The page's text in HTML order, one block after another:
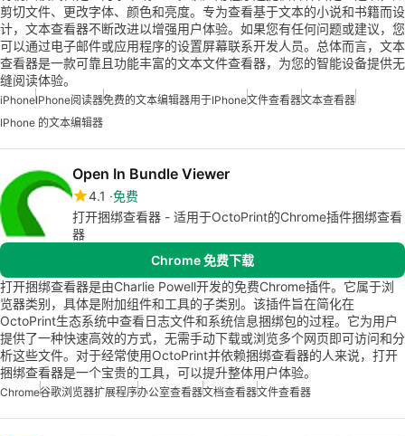
剪切文件、更改字体、颜色和亮度。专为查看基于文本的小说和书籍而设
计，文本查看器不断改进以增强用户体验。如果您有任何问题或建议，您
可以通过电子邮件或应用程序的设置屏幕联系开发人员。总体而言，文本
查看器是一款可靠且功能丰富的文本文件查看器，为您的智能设备提供无
缝阅读体验。
iPhoneIPhone阅读器免费的文本编辑器用于iPhone文件查看器文本查看器
IPhone 的文本编辑器
Open In Bundle Viewer
4.1 免费
打开捆绑查看器 - 适用于OctoPrint的Chrome插件捆绑查看
器
Chrome 免费下载
打开捆绑查看器是由Charlie Powell开发的免费Chrome插件。它属于浏
览器类别，具体是附加组件和工具的子类别。该插件旨在简化在
OctoPrint生态系统中查看日志文件和系统信息捆绑包的过程。它为用户
提供了一种快速高效的方式，无需手动下载或浏览多个网页即可访问和分
析这些文件。对于经常使用OctoPrint并依赖捆绑查看器的人来说，打开
捆绑查看器是一个宝贵的工具，可以提升整体用户体验。
Chrome谷歌浏览器扩展程序办公室查看器文档查看器文件查看器